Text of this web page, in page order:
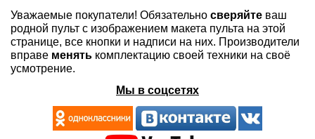
Уважаемые покупатели! Обязательно сверяйте ваш
родной пульт с изображением макета пульта на этой
странице, все кнопки и надписи на них. Производители
вправе менять комплектацию своей техники на своё
усмотрение.
Мы в соцсетях